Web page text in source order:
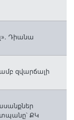
Դիանա
զվարճալի
ՔԿ